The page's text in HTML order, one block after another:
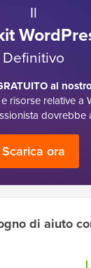
Il
Definitivo
al
risorse relative a
dovrebbe
Scarica ora
di aiuto